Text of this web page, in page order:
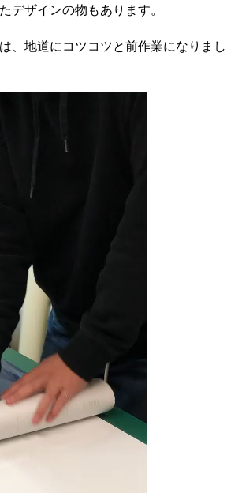
デザインの物もあります。
、地道にコツコツと前作業になりまし